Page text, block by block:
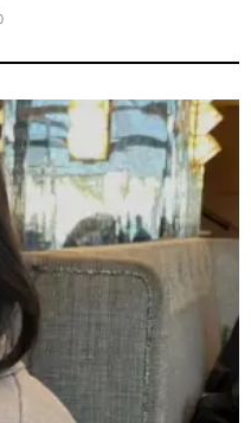
vizitojnë fëmijët me
Krishtlindjet